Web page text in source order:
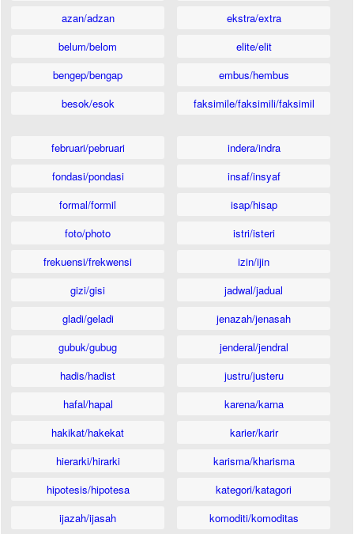
azan/adzan
belum/belom
bengep/bengap
besok/esok
ekstra/extra
elite/elit
embus/hembus
faksimile/faksimili/faksimil
februari/pebruari
fondasi/pondasi
formal/formil
foto/photo
frekuensi/frekwensi
gizi/gisi
gladi/geladi
gubuk/gubug
hadis/hadist
hafal/hapal
hakikat/hakekat
hierarki/hirarki
hipotesis/hipotesa
ijazah/ijasah
indera/indra
insaf/insyaf
isap/hisap
istri/isteri
izin/ijin
jadwal/jadual
jenazah/jenasah
jenderal/jendral
justru/justeru
karena/karna
karier/karir
karisma/kharisma
kategori/katagori
komoditi/komoditas